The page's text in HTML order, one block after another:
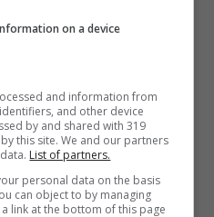
volta e fate riposare in
di consumare.
particolarmente
questa gustosa
altri ingredienti per
in un piatto unico. Ad
on a device
and information from
and other device
by and shared with 319
this site. We and our partners
List of partners.
personal data on the basis
can object to by managing
link at the bottom of this page